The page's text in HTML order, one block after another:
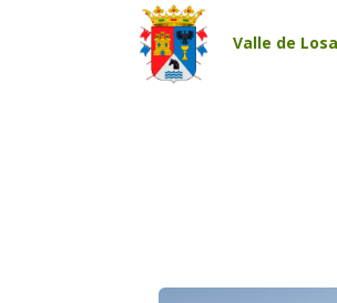
Pasar al contenido
Valle de Losa